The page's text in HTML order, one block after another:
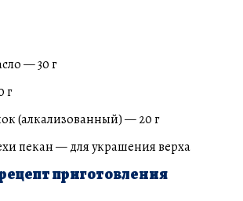
— 30 г
г
(алкализованный) — 20 г
пекан — для украшения верха
приготовления